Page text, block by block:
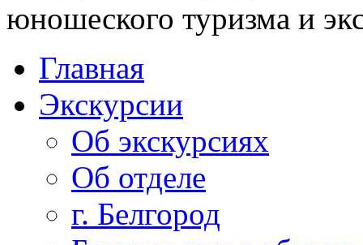
юношеского туризма и
Главная
Экскурсии
Об экскурсиях
Об отделе
г. Белгород